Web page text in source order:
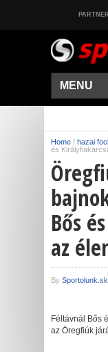
MENU
Home / hazai foci
és
Bős
az
By Sportolunk.sk
Féltávnál Bős
az Öregfiúk